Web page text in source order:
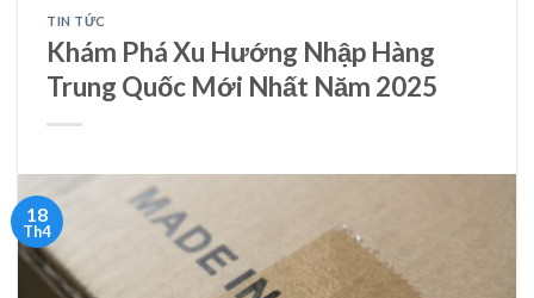
TIN TỨC
Khám Phá Xu Hướng Nhập Hàng
Trung Quốc Mới Nhất Năm 2025
18
Th4